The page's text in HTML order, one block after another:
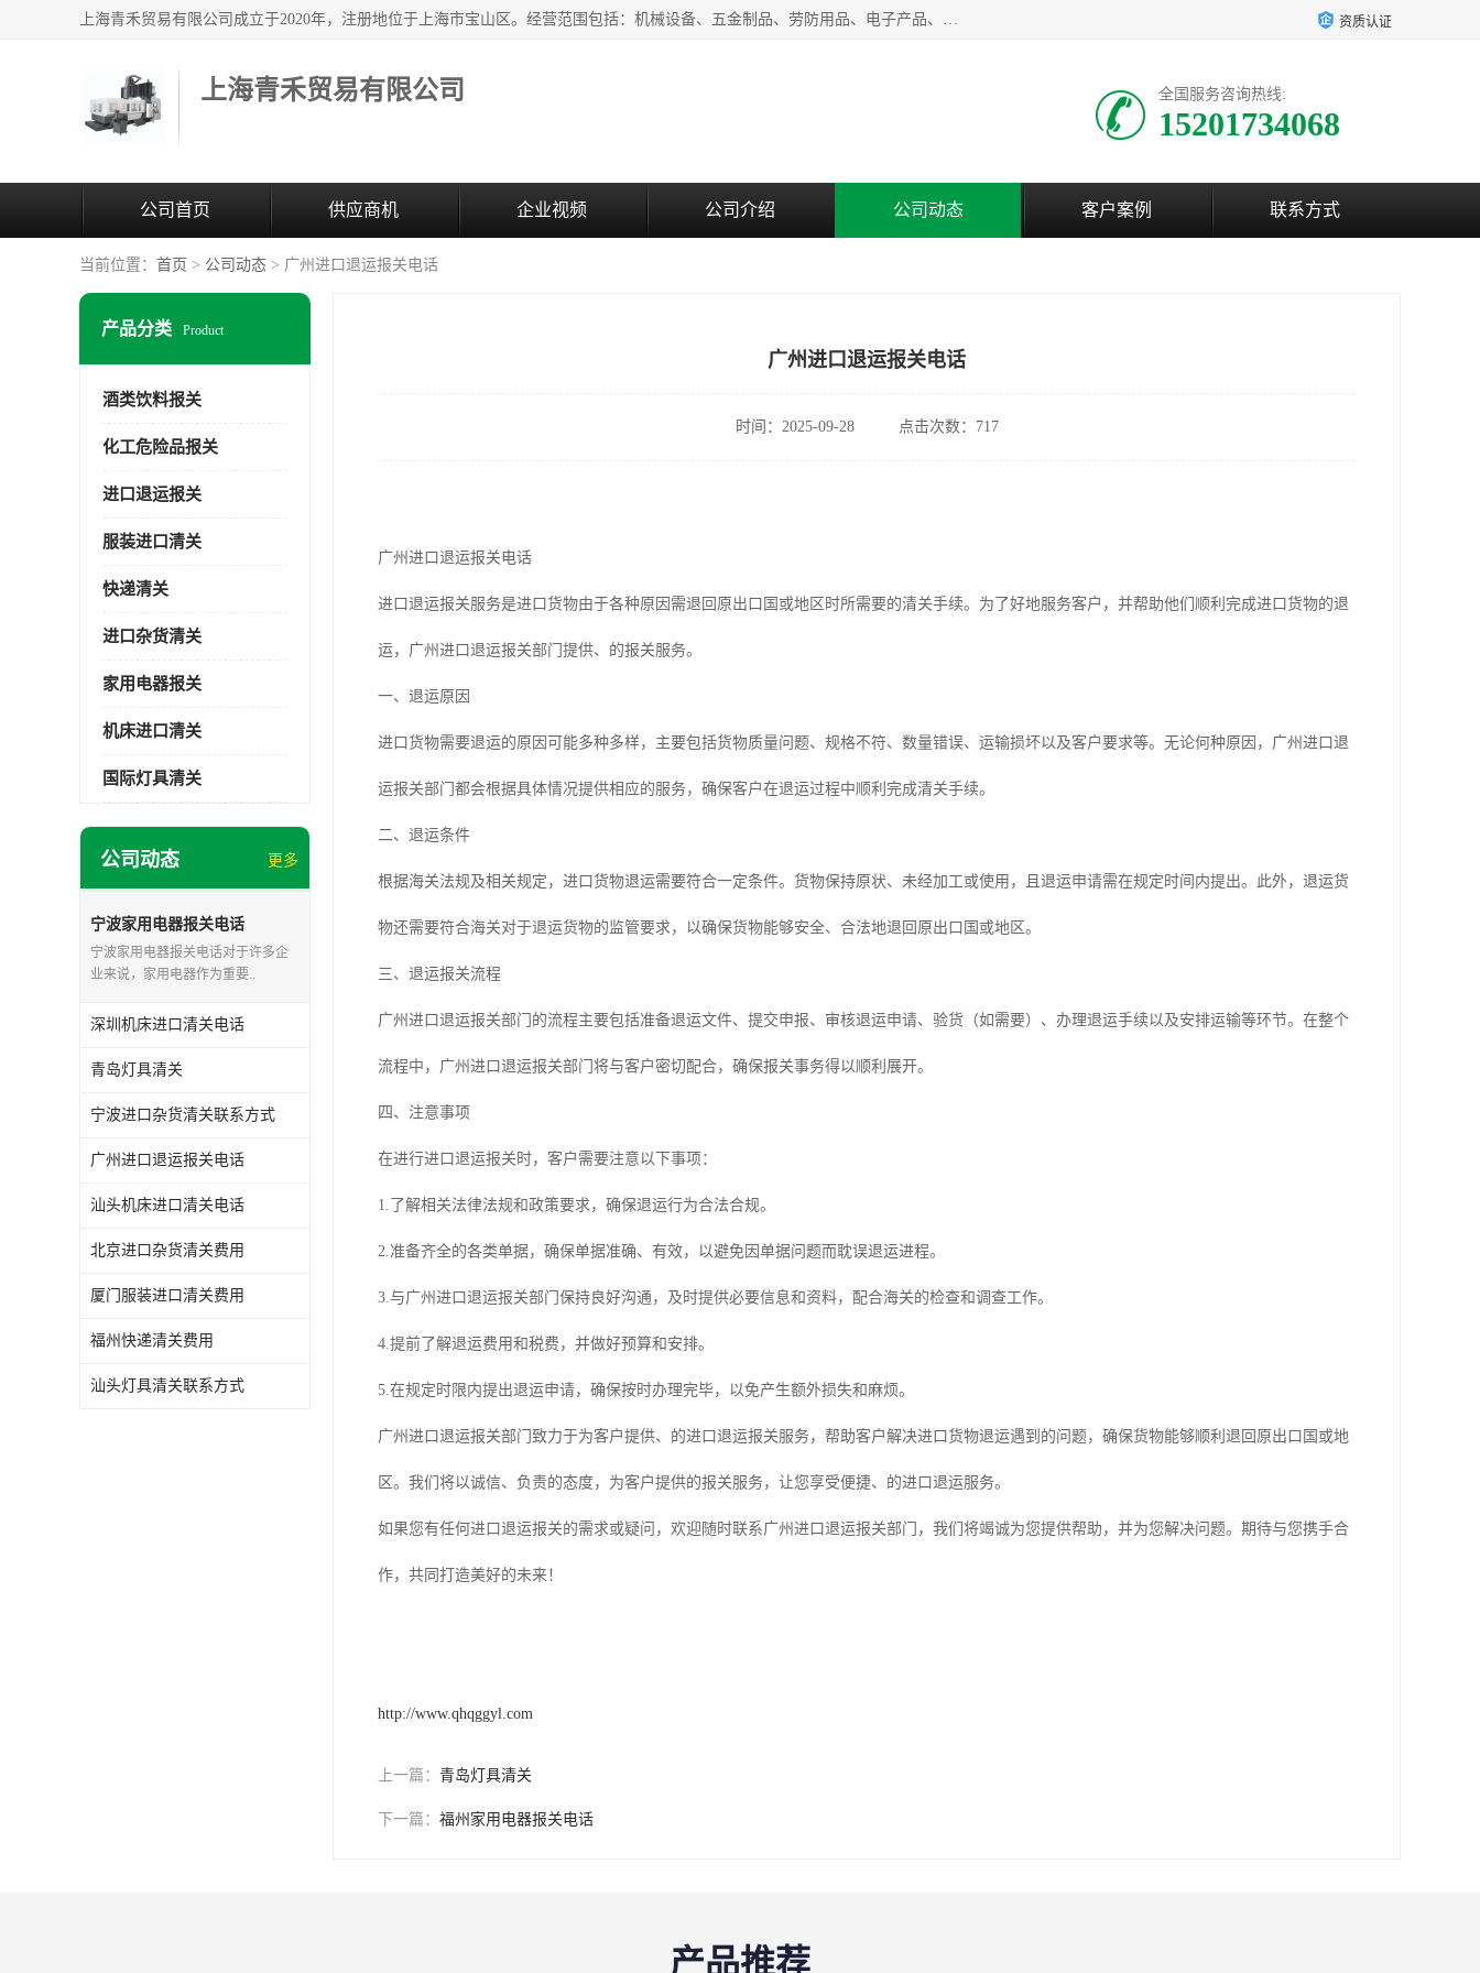
上海青禾贸易有限公司成立于2020年，注册地位于上海市宝山区。经营范围包括：机械设备、五金制品、劳防用品、电子产品、塑胶制品、家具、模具、纺织品、仪器仪表、建筑材料、装饰材料、化工产品、金属制品、机车配件等货物进出口报关、清关服务。 资质认证
上海青禾贸易有限公司 全国服务咨询热线:
15201734068
公司首页 供应商机 企业视频 公司介绍 公司动态 客户案例 联系方式
当前位置： 首页 > 公司动态 > 广州进口退运报关电话
产品分类 Product
酒类饮料报关
化工危险品报关
进口退运报关
服装进口清关
快递清关
进口杂货清关
家用电器报关
机床进口清关
国际灯具清关
公司动态 更多
宁波家用电器报关电话
宁波家用电器报关电话对于许多企
业来说，家用电器作为重要..
深圳机床进口清关电话
青岛灯具清关
宁波进口杂货清关联系方式
广州进口退运报关电话
汕头机床进口清关电话
北京进口杂货清关费用
厦门服装进口清关费用
福州快递清关费用
汕头灯具清关联系方式
广州进口退运报关电话
时间：2025-09-28 点击次数：717
广州进口退运报关电话
进口退运报关服务是进口货物由于各种原因需退回原出口国或地区时所需要的清关手续。为了好地服务客户，并帮助他们顺利完成进口货物的退
运，广州进口退运报关部门提供、的报关服务。
一、退运原因
进口货物需要退运的原因可能多种多样，主要包括货物质量问题、规格不符、数量错误、运输损坏以及客户要求等。无论何种原因，广州进口退
运报关部门都会根据具体情况提供相应的服务，确保客户在退运过程中顺利完成清关手续。
二、退运条件
根据海关法规及相关规定，进口货物退运需要符合一定条件。货物保持原状、未经加工或使用，且退运申请需在规定时间内提出。此外，退运货
物还需要符合海关对于退运货物的监管要求，以确保货物能够安全、合法地退回原出口国或地区。
三、退运报关流程
广州进口退运报关部门的流程主要包括准备退运文件、提交申报、审核退运申请、验货（如需要）、办理退运手续以及安排运输等环节。在整个
流程中，广州进口退运报关部门将与客户密切配合，确保报关事务得以顺利展开。
四、注意事项
在进行进口退运报关时，客户需要注意以下事项：
1.了解相关法律法规和政策要求，确保退运行为合法合规。
2.准备齐全的各类单据，确保单据准确、有效，以避免因单据问题而耽误退运进程。
3.与广州进口退运报关部门保持良好沟通，及时提供必要信息和资料，配合海关的检查和调查工作。
4.提前了解退运费用和税费，并做好预算和安排。
5.在规定时限内提出退运申请，确保按时办理完毕，以免产生额外损失和麻烦。
广州进口退运报关部门致力于为客户提供、的进口退运报关服务，帮助客户解决进口货物退运遇到的问题，确保货物能够顺利退回原出口国或地
区。我们将以诚信、负责的态度，为客户提供的报关服务，让您享受便捷、的进口退运服务。
如果您有任何进口退运报关的需求或疑问，欢迎随时联系广州进口退运报关部门，我们将竭诚为您提供帮助，并为您解决问题。期待与您携手合
作，共同打造美好的未来！
http://www.qhqggyl.com
上一篇： 青岛灯具清关
下一篇： 福州家用电器报关电话
产品推荐